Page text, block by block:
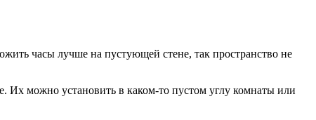
часы лучше на пустующей стене, так пространство не
Их можно установить в каком-то пустом углу комнаты или